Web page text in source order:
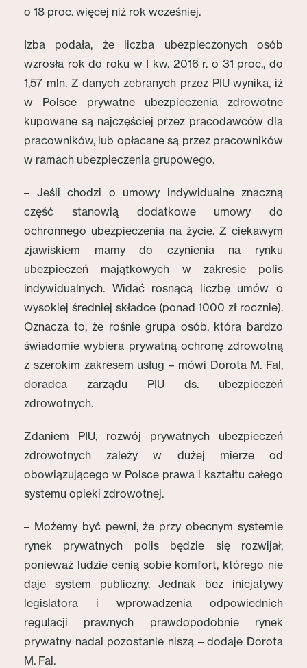
o 18 proc. więcej niż rok wcześniej.
Izba podała, że liczba ubezpieczonych osób
wzrosła rok do roku w I kw. 2016 r. o 31 proc., do
1,57 mln. Z danych zebranych przez PIU wynika, iż
w Polsce prywatne ubezpieczenia zdrowotne
kupowane są najczęściej przez pracodawców dla
pracowników, lub opłacane są przez pracowników
w ramach ubezpieczenia grupowego.
– Jeśli chodzi o umowy indywidualne znaczną
część stanowią dodatkowe umowy do
ochronnego ubezpieczenia na życie. Z ciekawym
zjawiskiem mamy do czynienia na rynku
ubezpieczeń majątkowych w zakresie polis
indywidualnych. Widać rosnącą liczbę umów o
wysokiej średniej składce (ponad 1000 zł rocznie).
Oznacza to, że rośnie grupa osób, która bardzo
świadomie wybiera prywatną ochronę zdrowotną
z szerokim zakresem usług – mówi Dorota M. Fal,
doradca zarządu PIU ds. ubezpieczeń
zdrowotnych.
Zdaniem PIU, rozwój prywatnych ubezpieczeń
zdrowotnych zależy w dużej mierze od
obowiązującego w Polsce prawa i kształtu całego
systemu opieki zdrowotnej.
– Możemy być pewni, że przy obecnym systemie
rynek prywatnych polis będzie się rozwijał,
ponieważ ludzie cenią sobie komfort, którego nie
daje system publiczny. Jednak bez inicjatywy
legislatora i wprowadzenia odpowiednich
regulacji prawnych prawdopodobnie rynek
prywatny nadal pozostanie niszą – dodaje Dorota
M. Fal.